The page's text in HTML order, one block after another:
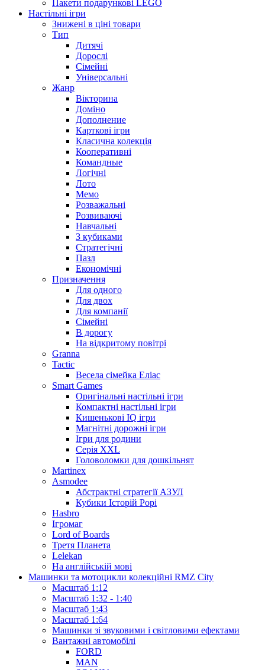
Пакети подарункові LEGO
Настільні ігри
Знижені в ціні товари
Тип
Дитячі
Дорослі
Сімейні
Універсальні
Жанр
Вікторина
Доміно
Дополнение
Карткові ігри
Класична колекція
Кооперативні
Командные
Логічні
Лото
Мемо
Розважальні
Розвиваючі
Навчальні
З кубиками
Стратегічні
Пазл
Економічні
Призначення
Для одного
Для двох
Для компанії
Сімейні
В дорогу
На відкритому повітрі
Granna
Tactic
Весела сімейка Еліас
Smart Games
Оригінальні настільні ігри
Компактні настільні ігри
Кишенькові IQ ігри
Магнітні дорожні ігри
Ігри для родини
Серія XXL
Головоломки для дошкільнят
Martinex
Asmodee
Абстрактні стратегії АЗУЛ
Кубики Історій Рорі
Hasbro
Ігромаг
Lord of Boards
Третя Планета
Lelekan
На англійській мові
Машинки та мотоцикли колекційні RMZ City
Масштаб 1:12
Масштаб 1:32 - 1:40
Масштаб 1:43
Масштаб 1:64
Машинки зі звуковими і світловими ефектами
Вантажні автомобілі
FORD
MAN